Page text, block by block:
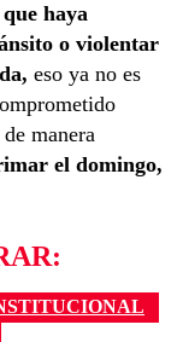
que haya
o violentar
eso ya no es
manera
el domingo,